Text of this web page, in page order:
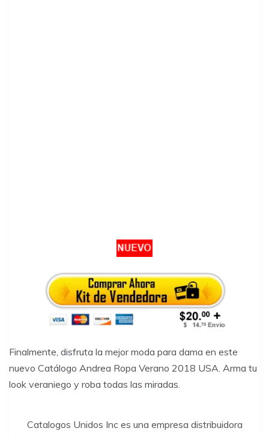
Finalmente, disfruta la mejor moda para dama en este
nuevo Catálogo Andrea Ropa Verano 2018 USA. Arma tu
look veraniego y roba todas las miradas.
Catalogos Unidos Inc es una empresa distribuidora